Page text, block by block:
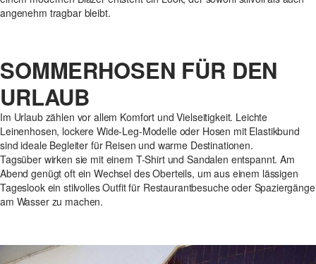
angenehm tragbar bleibt.
SOMMERHOSEN FÜR DEN
URLAUB
Im Urlaub zählen vor allem Komfort und Vielseitigkeit. Leichte
Leinenhosen, lockere Wide-Leg-Modelle oder Hosen mit Elastikbund
sind ideale Begleiter für Reisen und warme Destinationen.
Tagsüber wirken sie mit einem T-Shirt und Sandalen entspannt. Am
Abend genügt oft ein Wechsel des Oberteils, um aus einem lässigen
Tageslook ein stilvolles Outfit für Restaurantbesuche oder Spaziergänge
am Wasser zu machen.